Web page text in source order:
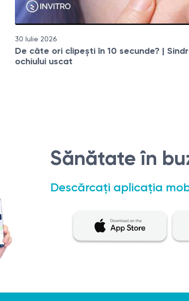
30 Iulie 2026
De câte ori clipești în 10 secunde? |
ochiului uscat
Sănătate în
Descărcați aplicația